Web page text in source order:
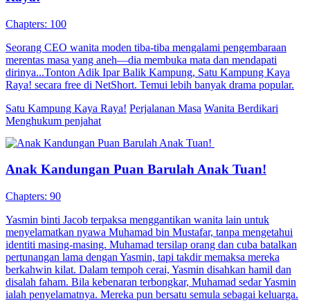
Chapters: 100
Seorang CEO wanita moden tiba-tiba mengalami pengembaraan
merentas masa yang aneh—dia membuka mata dan mendapati
dirinya...Tonton Adik Ipar Balik Kampung, Satu Kampung Kaya
Raya! secara free di NetShort. Temui lebih banyak drama popular.
Satu Kampung Kaya Raya! Perjalanan Masa Wanita Berdikari
Menghukum penjahat
Anak Kandungan Puan Barulah Anak Tuan!
Chapters: 90
Yasmin binti Jacob terpaksa menggantikan wanita lain untuk
menyelamatkan nyawa Muhamad bin Mustafar, tanpa mengetahui
identiti masing-masing. Muhamad tersilap orang dan cuba batalkan
pertunangan lama dengan Yasmin, tapi takdir memaksa mereka
berkahwin kilat. Dalam tempoh cerai, Yasmin disahkan hamil dan
disalah faham. Bila kebenaran terbongkar, Muhamad sedar Yasmin
ialah penyelamatnya. Mereka pun bersatu semula sebagai keluarga.